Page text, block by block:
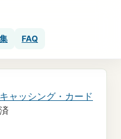
FAQ
キャッシング・カード